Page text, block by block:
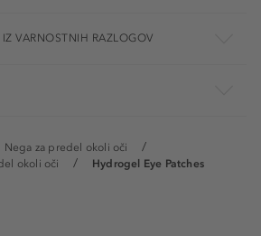
Nega za predel okoli oči
okoli oči
Hydrogel Eye Patches
VARNOSTNIH RAZLOGOV